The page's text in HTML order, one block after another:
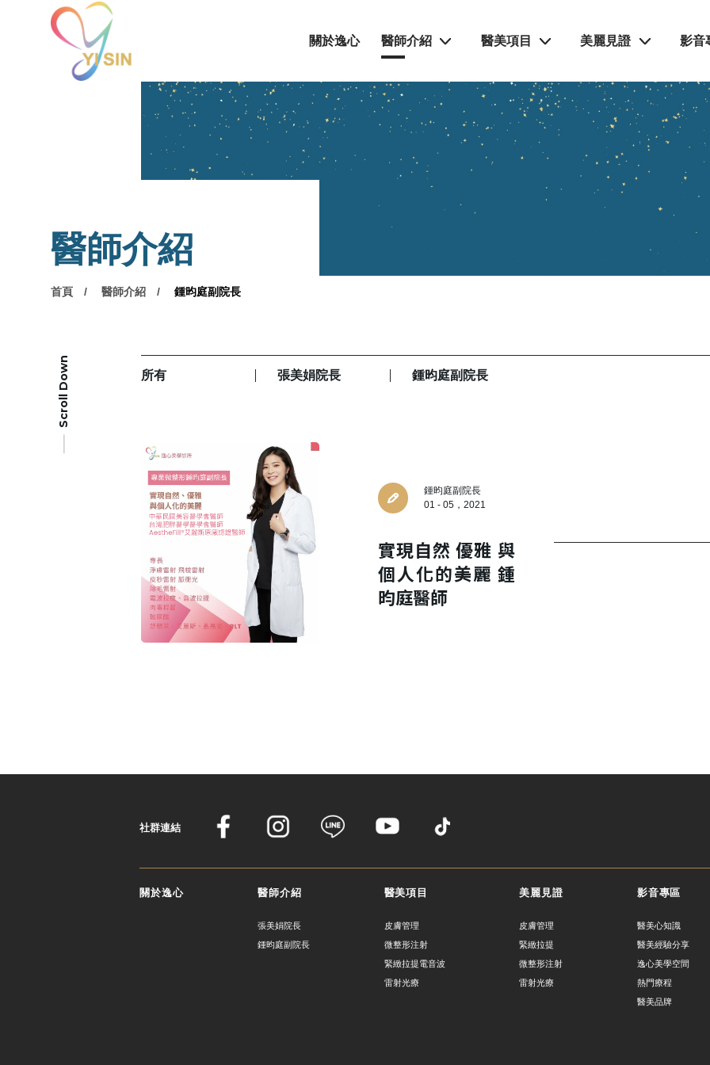
關於逸心 醫師介紹 醫美項目 美麗見證 影音
會員登入
忘記密碼？
醫師介紹
首頁 醫師介紹 鍾昀庭副院長
Scroll Down 所有 張美娟院長 鍾昀庭副院長
鍾昀庭副院長
01 - 05，2021
實現自然 優雅 與
個人化的美麗 鍾
昀庭醫師
社群連結
關於逸心 醫師介紹
張美娟院長
鍾昀庭副院長
醫美項目
皮膚管理
微整形注射
緊緻拉提電音波
雷射光療
美麗見證
皮膚管理
緊緻拉提
微整形注射
雷射光療
影音專區
醫美心知識
醫美經驗分享
逸心美學空間
熱門療程
醫美品牌